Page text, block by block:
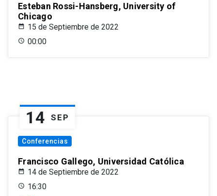
Esteban Rossi-Hansberg, University of
Chicago
15 de Septiembre de 2022
00:00
14 SEP
Conferencias
Francisco Gallego, Universidad Católica
14 de Septiembre de 2022
16:30